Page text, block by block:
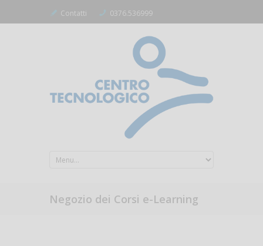
Contatti 0376.536999
Negozio dei Corsi e-Learning